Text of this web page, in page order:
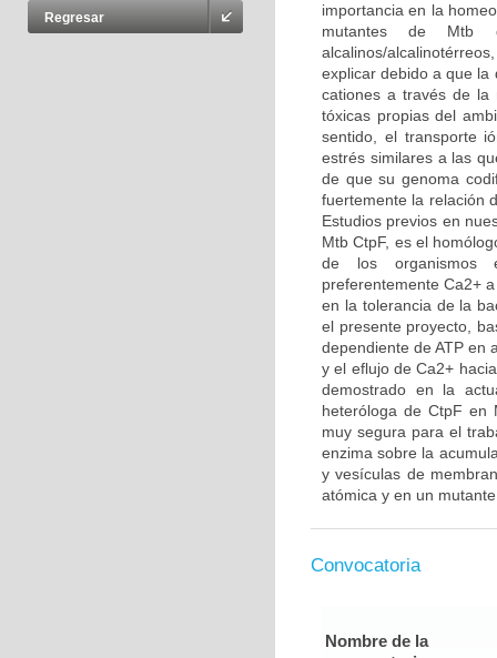
Regresar
importancia en la
mutantes de Mtb
alcalinos/
explicar debido a que la
cationes a través de la
tóxicas propias del
sentido, el transporte
estrés similares a las
de que su genoma
fuertemente la relación
Estudios previos en
Mtb CtpF, es el
de los organismos
preferentemente Ca2+
en la tolerancia de la
el presente proyecto,
dependiente de ATP en
y el eflujo de Ca2+
demostrado en la
heteróloga de CtpF en
muy segura para el
enzima sobre la
y vesículas de
atómica y en un
Convocatoria
Nombre de la